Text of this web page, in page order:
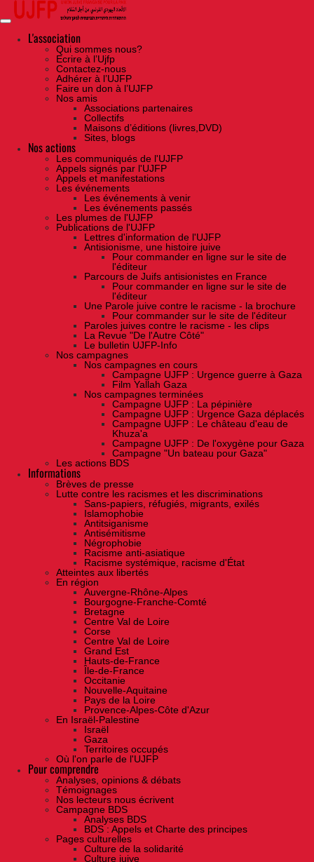
Skip
the
contentL'association
Qui sommes nous?
Ecrire à l’Ujfp
Contactez-nous
Adhérer à l’UJFP
Faire un don à l’UJFP
Nos amis
Associations partenaires
Collectifs
Maisons d’éditions (livres,DVD)
Sites, blogs
Nos actions
Les communiqués de l'UJFP
Appels signés par l'UJFP
Appels et manifestations
Les événements
Les événements à venir
Les événements passés
Les plumes de l'UJFP
Publications de l'UJFP
Lettres d'information de l'UJFP
Antisionisme, une histoire juive
Pour commander en ligne sur le site de
l'éditeur
Parcours de Juifs antisionistes en France
Pour commander en ligne sur le site de
l'éditeur
Une Parole juive contre le racisme - la brochure
Pour commander sur le site de l'éditeur
Paroles juives contre le racisme - les clips
La Revue "De l'Autre Côté"
Le bulletin UJFP-Info
Nos campagnes
Nos campagnes en cours
Campagne UJFP : Urgence guerre à Gaza
Film Yallah Gaza
Nos campagnes terminées
Campagne UJFP : La pépinière
Campagne UJFP : Urgence Gaza déplacés
Campagne UJFP : Le château d'eau de
Khuza'a
Campagne UJFP : De l'oxygène pour Gaza
Campagne "Un bateau pour Gaza"
Les actions BDS
Informations
Brèves de presse
Lutte contre les racismes et les discriminations
Sans-papiers, réfugiés, migrants, exilés
Islamophobie
Antitsiganisme
Antisémitisme
Négrophobie
Racisme anti-asiatique
Racisme systémique, racisme d'État
Atteintes aux libertés
En région
Auvergne-Rhône-Alpes
Bourgogne-Franche-Comté
Bretagne
Centre Val de Loire
Corse
Centre Val de Loire
Grand Est
Hauts-de-France
Île-de-France
Occitanie
Nouvelle-Aquitaine
Pays de la Loire
Provence-Alpes-Côte d'Azur
En Israël-Palestine
Israël
Gaza
Territoires occupés
Où l'on parle de l'UJFP
Pour comprendre
Analyses, opinions & débats
Témoignages
Nos lecteurs nous écrivent
Campagne BDS
Analyses BDS
BDS : Appels et Charte des principes
Pages culturelles
Culture de la solidarité
Culture juive